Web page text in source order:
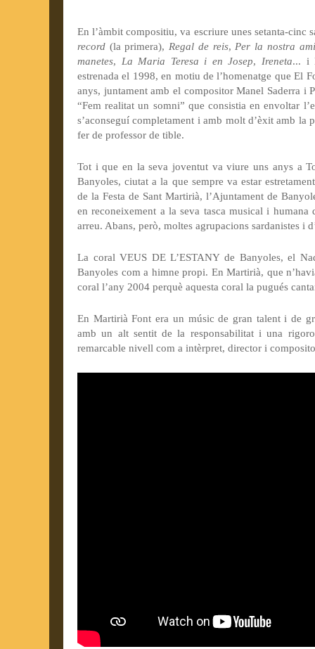
En l’àmbit compositiu, va escriure unes setanta-cinc
record (la primera), Regal de reis, Per la nostra
manetes, La Maria Teresa i en Josep, Ireneta... i
estrenada el 1998, en motiu de l’homenatge que El
anys, juntament amb el compositor Manel Saderra i
“Fem realitat un somni” que consistia en envoltar
s’aconseguí completament i amb molt d’èxit amb la
fer de professor de tible.
Tot i que en la seva joventut va viure uns anys a
Banyoles, ciutat a la que sempre va estar
dela Festa de Sant Martirià, l’Ajuntament de
en reconeixement a la seva tasca musical i
arreu. Abans, però, moltes agrupacions sardanistes i
La coral VEUS DE L’ESTANY de Banyoles, el
Banyoles com a himne propi. En Martirià, que
coral l’any 2004 perquè aquesta coral la pugués
En Martirià Font era un músic de gran talent i de
amb un alt sentit de la responsabilitat i una
remarcable nivell com a intèrpret, director i